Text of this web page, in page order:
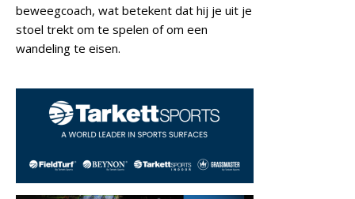
beweegcoach, wat betekent dat hij je uit je
stoel trekt om te spelen of om een
wandeling te eisen.